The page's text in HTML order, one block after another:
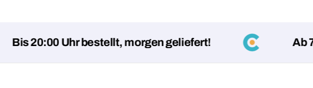
Uhr bestellt, morgen geliefert! Ab 75